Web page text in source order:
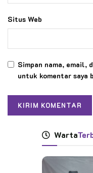
Situs Web
Simpan nama, email,
untuk komentar saya
Warta